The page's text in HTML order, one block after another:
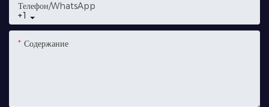
+1
Телефон/WhatsApp
Содержание